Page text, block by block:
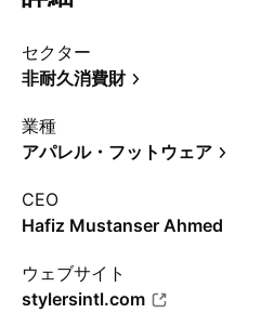
セクター
非耐久消費財
業種
アパレル・フットウェア
CEO
Hafiz Mustanser Ahmed
ウェブサイト
stylersintl.com